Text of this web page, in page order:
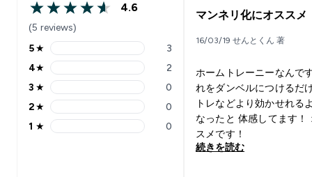
4.6 out of 5 stars
4.6
(5 reviews)
5 stars rating 3 reviews
5★ 3
4 stars rating 2 reviews
4★ 2
3 stars rating 0 reviews
3 ★ 0
2 stars rating 0 reviews
2★ 0
1 stars rating 0 reviews
1 ★ 0
マンネリ化にオススメ
16/03/19 せんとくん 著
ホームトレーニーなんで
れをダンベルにつけるだ
トレなどより効かせれる
なったと 体感してます！
スメです！
続きを読む